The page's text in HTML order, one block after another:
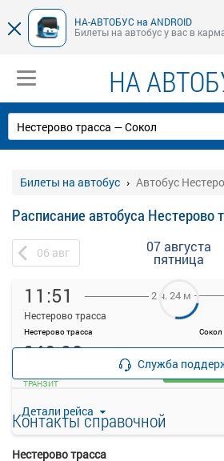
НА-АВТОБУС на ANDROID
Билеты на автобус у вас в
НА
Билеты на автобус Автобус
Расписание автобуса Нестерово
06 авг 07 августа
пятница
11:51
Нестерово трасса
Нестерово трасса
2 ч. 24 м
Детали рейса
640.93
ТРАНЗИТ
Служба
Контакты справочной
Нестерово трасса